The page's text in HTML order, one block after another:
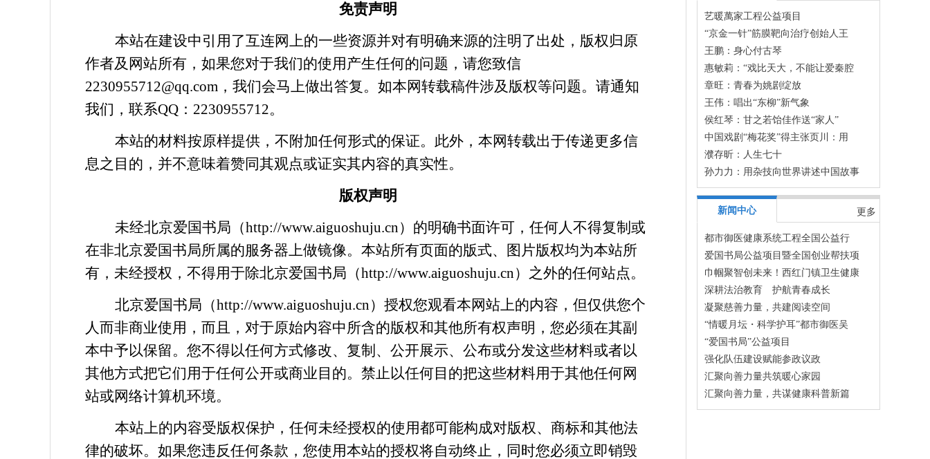
免责声明
本站在建设中引用了互连网上的一些资源并对有明确来源的注明了出处，版权归原
作者及网站所有，如果您对于我们的使用产生任何的问题，请您致信
2230955712@qq.com，我们会马上做出答复。如本网转载稿件涉及版权等问题。请通知
我们，联系QQ：2230955712。
本站的材料按原样提供，不附加任何形式的保证。此外，本网转载出于传递更多信
息之目的，并不意味着赞同其观点或证实其内容的真实性。
版权声明
未经北京爱国书局 （http://www.aiguoshuju.cn）的明确书面许可，任何人不得复制或
在非北京爱国书局所属的服务器上做镜像。本站所有页面的版式、图片版权均为本站所
有，未经授权，不得用于除北京爱国书局 （http://www.aiguoshuju.cn）之外的任何站点。
北京爱国书局 （http://www.aiguoshuju.cn）授权您观看本网站上的内容，但仅供您个
人而非商业使用，而且，对于原始内容中所含的版权和其他所有权声明，您必须在其副
本中予以保留。您不得以任何方式修改、复制、公开展示、公布或分发这些材料或者以
其他方式把它们用于任何公开或商业目的。禁止以任何目的把这些材料用于其他任何网
站或网络计算机环境。
本站上的内容受版权保护，任何未经授权的使用都可能构成对版权、商标和其他法
律的破坏。如果您违反任何条款，您使用本站的授权将自动终止，同时您必须立即销毁
艺暖萬家工程公益项目
“京金一针”筋膜靶向治疗创始人王
王鹏：身心付古琴
惠敏莉：“戏比天大，不能让爱秦腔
章旺：青春为姚剧绽放
王伟：唱出“东柳”新气象
侯红琴：​甘之若饴佳作送“家人”
中国戏剧“梅花奖”得主张页川：用
濮存昕：人生七十
孙力力：用杂技向世界讲述中国故事
新闻中心 更多
都市御医健康系统工程全国公益行
爱国书局公益项目暨全国创业帮扶项
巾帼聚智创未来！西红门镇卫生健康
深耕法治教育 护航青春成长
凝聚慈善力量，共建阅读空间
“情暖月坛・科学护耳”都市御医吴
“爱国书局”公益项目
强化队伍建设赋能参政议政
汇聚向善力量共筑暖心家园
汇聚向善力量，共谋健康科普新篇